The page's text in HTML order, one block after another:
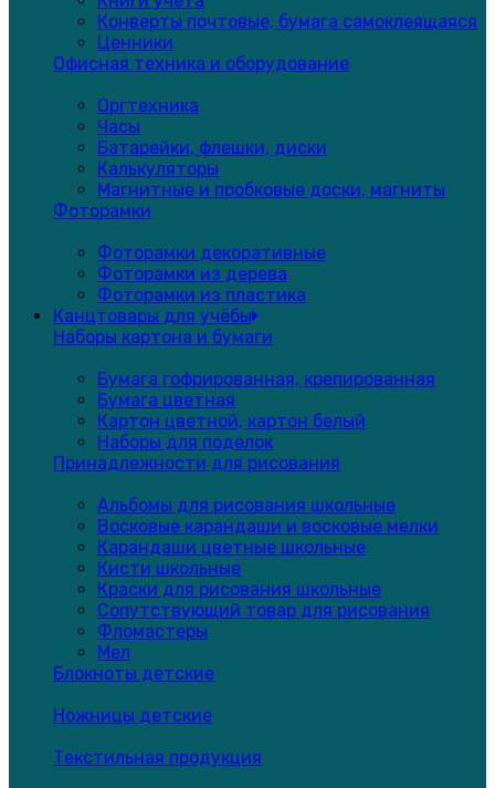
Конверты почтовые, бумага самоклеящаяся
Ценники
Офисная техника и оборудование
Оргтехника
Часы
Батарейки, флешки, диски
Калькуляторы
Магнитные и пробковые доски, магниты
Фоторамки
Фоторамки декоративные
Фоторамки из дерева
Фоторамки из пластика
Канцтовары для учёбы
Наборы картона и бумаги
Бумага гофрированная, крепированная
Бумага цветная
Картон цветной, картон белый
Наборы для поделок
Принадлежности для рисования
Альбомы для рисования школьные
Восковые карандаши и восковые мелки
Карандаши цветные школьные
Кисти школьные
Краски для рисования школьные
Сопутствующий товар для рисования
Фломастеры
Мел
Блокноты детские
Ножницы детские
Текстильная продукция